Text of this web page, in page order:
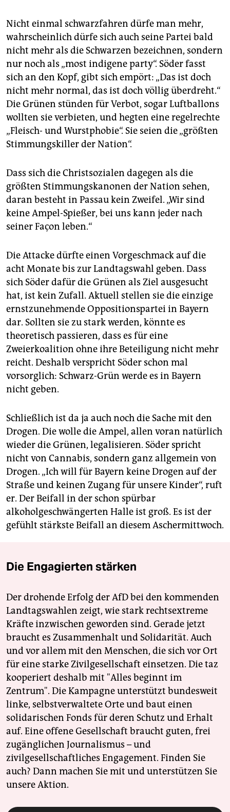
Nicht einmal schwarzfahren dürfe man mehr,
wahrscheinlich dürfe sich auch seine Partei bald
nicht mehr als die Schwarzen bezeichnen, sondern
nur noch als „most indigene party“. Söder fasst
sich an den Kopf, gibt sich empört: „Das ist doch
nicht mehr normal, das ist doch völlig überdreht.“
Die Grünen stünden für Verbot, sogar Luftballons
wollten sie verbieten, und hegten eine regelrechte
„Fleisch- und Wurstphobie“. Sie seien die „größten
Stimmungskiller der Nation“.
Dass sich die Christsozialen dagegen als die
größten Stimmungskanonen der Nation sehen,
daran besteht in Passau kein Zweifel. „Wir sind
keine Ampel-Spießer, bei uns kann jeder nach
seiner Façon leben.“
Die Attacke dürfte einen Vorgeschmack auf die
acht Monate bis zur Landtagswahl geben. Dass
sich Söder dafür die Grünen als Ziel ausgesucht
hat, ist kein Zufall. Aktuell stellen sie die einzige
ernstzunehmende Oppositionspartei in Bayern
dar. Sollten sie zu stark werden, könnte es
theoretisch passieren, dass es für eine
Zweierkoalition ohne ihre Beteiligung nicht mehr
reicht. Deshalb verspricht Söder schon mal
vorsorglich: Schwarz-Grün werde es in Bayern
nicht geben.
Schließlich ist da ja auch noch die Sache mit den
Drogen. Die wolle die Ampel, allen voran natürlich
wieder die Grünen, legalisieren. Söder spricht
nicht von Cannabis, sondern ganz allgemein von
Drogen. „Ich will für Bayern keine Drogen auf der
Straße und keinen Zugang für unsere Kinder“, ruft
er. Der Beifall in der schon spürbar
alkoholgeschwängerten Halle ist groß. Es ist der
gefühlt stärkste Beifall an diesem Aschermittwoch.
Die Engagierten stärken
Der drohende Erfolg der AfD bei den kommenden
Landtagswahlen zeigt, wie stark rechtsextreme
Kräfte inzwischen geworden sind. Gerade jetzt
braucht es Zusammenhalt und Solidarität. Auch
und vor allem mit den Menschen, die sich vor Ort
für eine starke Zivilgesellschaft einsetzen. Die taz
kooperiert deshalb mit "Alles beginnt im
Zentrum". Die Kampagne unterstützt bundesweit
linke, selbstverwaltete Orte und baut einen
solidarischen Fonds für deren Schutz und Erhalt
auf. Eine offene Gesellschaft braucht guten, frei
zugänglichen Journalismus – und
zivilgesellschaftliches Engagement. Finden Sie
auch? Dann machen Sie mit und unterstützen Sie
unsere Aktion.